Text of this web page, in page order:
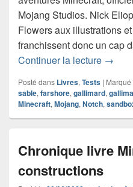
Mojang Studios. Nick
Flowers aux illustrations
franchissent donc un cap
Continuer la lecture →
Posté dans Livres, Tests | Marqué
sable, farshore, gallimard,
Minecraft, Mojang, Notch,
Chronique livre
constructions